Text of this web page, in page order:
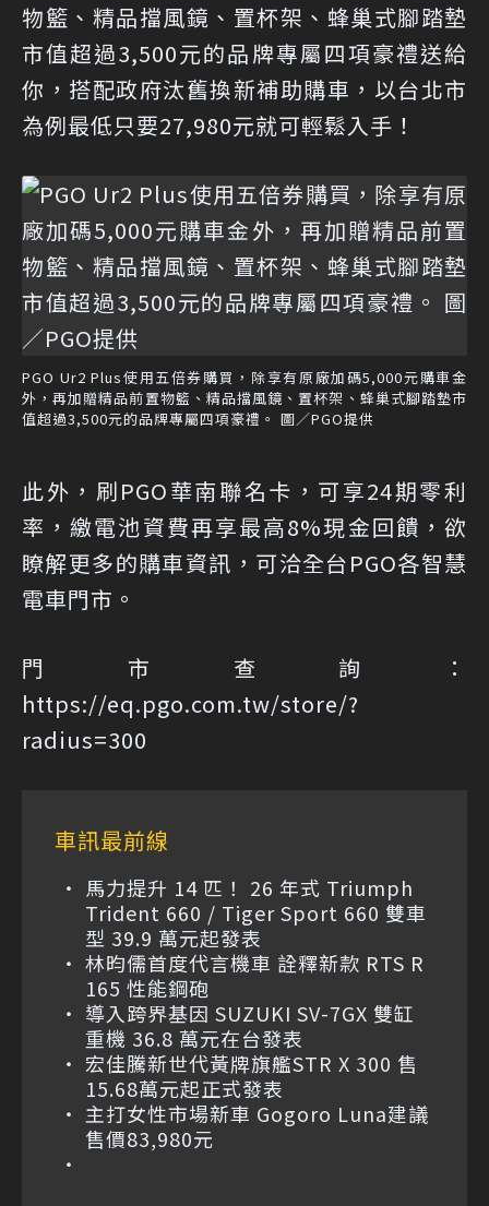
物籃、精品擋風鏡、置杯架、蜂巢式腳踏墊
市值超過3,500元的品牌專屬四項豪禮送給
你，搭配政府汰舊換新補助購車，以台北市
為例最低只要27,980元就可輕鬆入手！
PGO Ur2 Plus使用五倍券購買，除享有原廠加碼5,000元購車金
外，再加贈精品前置物籃、精品擋風鏡、置杯架、蜂巢式腳踏墊市
值超過3,500元的品牌專屬四項豪禮。 圖／PGO提供
此外，刷PGO華南聯名卡，可享24期零利
率，繳電池資費再享最高8%現金回饋，欲
瞭解更多的購車資訊，可洽全台PGO各智慧
電車門市。
門市查詢：
https://eq.pgo.com.tw/store/?
radius=300
車訊最前線
馬力提升 14 匹！ 26 年式 Triumph
Trident 660 / Tiger Sport 660 雙車
型 39.9 萬元起發表
林昀儒首度代言機車 詮釋新款 RTS R
165 性能鋼砲
導入跨界基因 SUZUKI SV-7GX 雙缸
重機 36.8 萬元在台發表
宏佳騰新世代黃牌旗艦STR X 300 售
15.68萬元起正式發表
主打女性市場新車 Gogoro Luna建議
售價83,980元